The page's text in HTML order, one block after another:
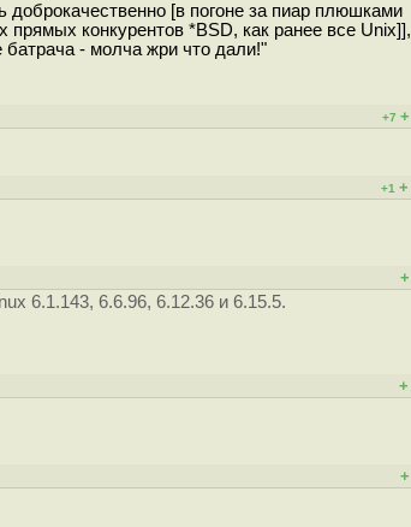
[в погоне за пиар плюшками
конкурентов *BSD, как ранее все Unix]],
- молча жри что дали!"
+7 +
+1 +
+
6.1.143, 6.6.96, 6.12.36 и 6.15.5.
+
+